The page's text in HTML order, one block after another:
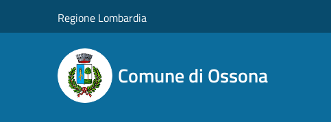
Regione Lombardia
Comune di Ossona